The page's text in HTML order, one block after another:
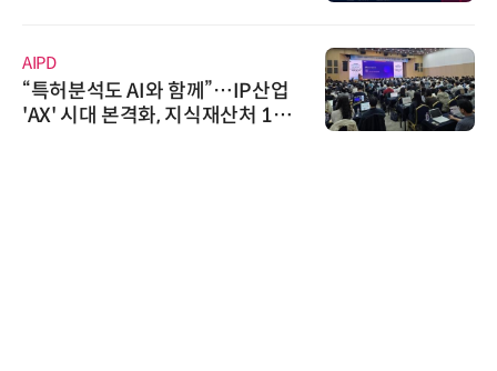
AIPD
“특허분석도 AI와 함께”…IP산업
'AX' 시대 본격화, 지식재산처 1호